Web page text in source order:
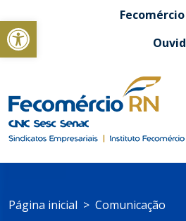
Abrir a barra de ferramentas
Página inicial Comunicação